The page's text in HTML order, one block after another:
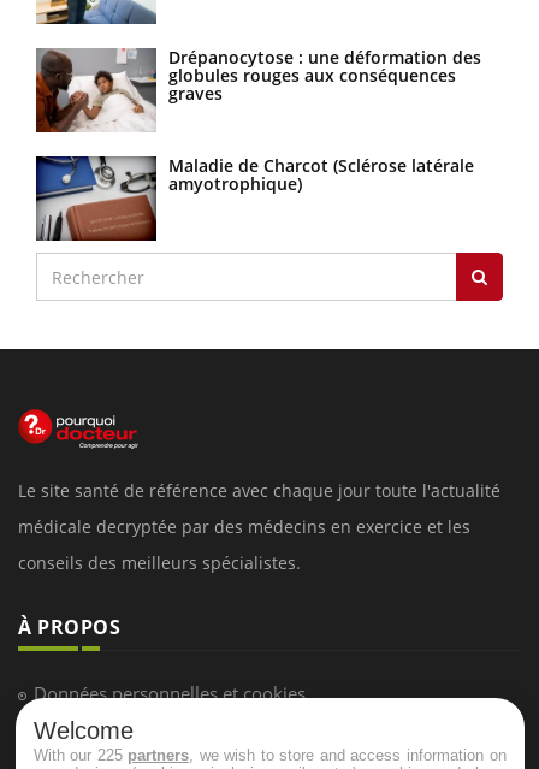
Drépanocytose : une déformation des
globules rouges aux conséquences
graves
Maladie de Charcot (Sclérose latérale
amyotrophique)
Le site santé de référence avec chaque jour toute l'actualité
médicale decryptée par des médecins en exercice et les
conseils des meilleurs spécialistes.
À PROPOS
Données personnelles et cookies
Qui sommes-nous
Welcome
With our 225 partners , we wish to store and access information on